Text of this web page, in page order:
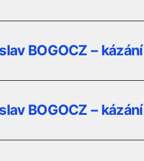
BOGOCZ – kázání
BOGOCZ – kázání